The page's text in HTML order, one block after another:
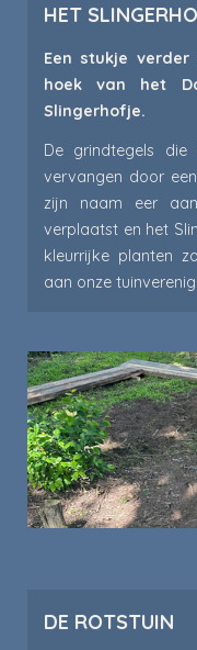
HET
Een stukje
hoek van het
Slingerhofje.
De grindtegels
vervangen door
zijn naam eer
verplaatst en het
kleurrijke planten
aan onze
DE ROTSTUIN